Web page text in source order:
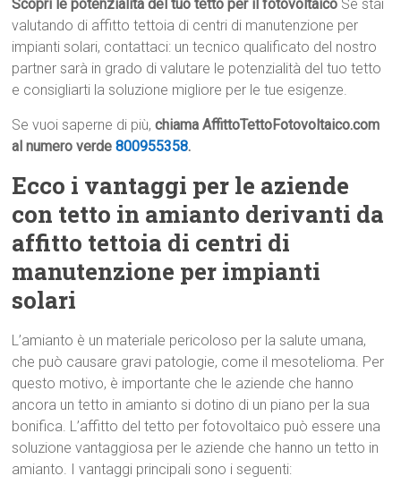
Scopri le potenzialità del tuo tetto per il fotovoltaico Se stai
valutando di affitto tettoia di centri di manutenzione per
impianti solari, contattaci: un tecnico qualificato del nostro
partner sarà in grado di valutare le potenzialità del tuo tetto
e consigliarti la soluzione migliore per le tue esigenze.
Se vuoi saperne di più,chiama AffittoTettoFotovoltaico.com
al numero verde800955358.
Ecco i vantaggi per le aziende
con tetto in amianto derivanti da
affitto tettoia di centri di
manutenzione per impianti
solari
L’amianto è un materiale pericoloso per la salute umana,
che può causare gravi patologie, come il mesotelioma. Per
questo motivo, è importante che le aziende che hanno
ancora un tetto in amianto si dotino di un piano per la sua
bonifica. L’affitto del tetto per fotovoltaico può essere una
soluzione vantaggiosa per le aziende che hanno un tetto in
amianto. I vantaggi principali sono i seguenti: